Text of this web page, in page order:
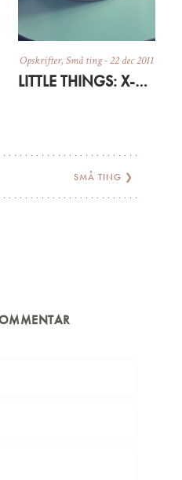
Opskrifter,Små ting-22 dec 2011
LITTLE THINGS: X-MAS STYLE
SMÅ TING ❯